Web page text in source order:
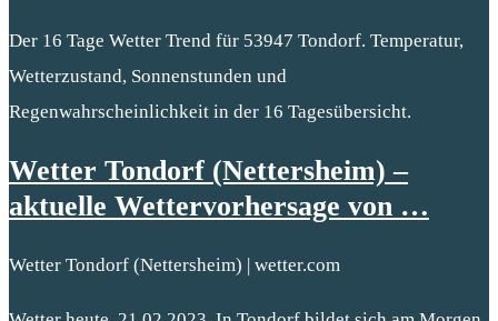
Der 16 Tage Wetter Trend für 53947 Tondorf. Temperatur,
Wetterzustand, Sonnenstunden und
Regenwahrscheinlichkeit in der 16 Tagesübersicht.
Wetter Tondorf (Nettersheim) –
aktuelle Wettervorhersage von …
Wetter Tondorf (Nettersheim) | wetter.com